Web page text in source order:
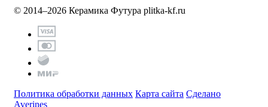
© 2014–2026 Керамика Футура plitka-kf.ru
Политика обработки данных Карта сайта Сделано
Averines